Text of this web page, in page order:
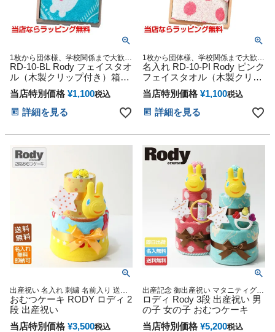
1枚から団体様、学校関係まで大歓
迎！卒園 入園 記念品 なまえ入り ハ
ンカチタオル ネーム刺繍タオル クリ
スマス 御出産祝い 出産記念
RD-10-BL Rody フェイスタオ
ル（木製クリップ付き）箱付
ロディ
当店特別価格 ¥1,100税込
詳細を見る
1枚から団体様、学校関係まで大歓
迎！卒園 入園 記念品 なまえ入り ハ
ンカチタオル ネーム刺繍タオル クリ
スマス 御出産祝い 出産記念
名入れ RD-10-PI Rody ピンク
フェイスタオル（木製クリッ
プ付き）ギフトタオル
当店特別価格 ¥1,100税込
詳細を見る
出産祝い 名入れ 刺繍 名前入り 送料
無料 ウォッシュタオル ベビーグッズ
プレゼント
おむつケーキ RODY ロディ 2
段 出産祝い
当店特別価格 ¥3,500税込
出産記念 御出産祝い マタニティグッ
ズ Baby shower マタニティ 妊婦ママ
御出産祝い 妊娠祝い 誕生日祝い ハ
ーフバースデー
ロディ Rody 3段 出産祝い 男
の子 女の子 おむつケーキ
当店特別価格 ¥5,200税込